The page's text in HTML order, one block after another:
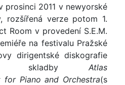
prosinci 2011 v newyorské
rozšířená verze potom 1.
Room v provedení S.E.M.
na festivalu Pražské
dirigentské diskografie
skladby Atlas
for Piano and Orchestra(s